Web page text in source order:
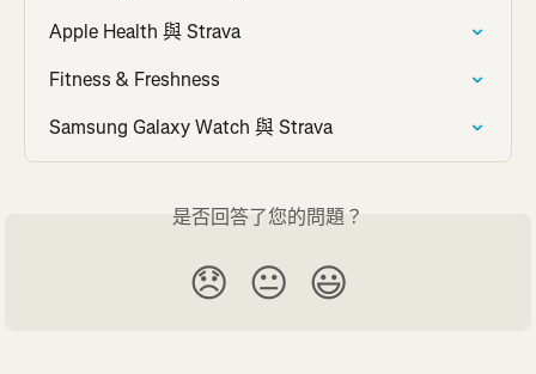
Apple Health 與 Strava
Fitness & Freshness
Samsung Galaxy Watch 與 Strava
是否回答了您的問題？
😞 😐 😃